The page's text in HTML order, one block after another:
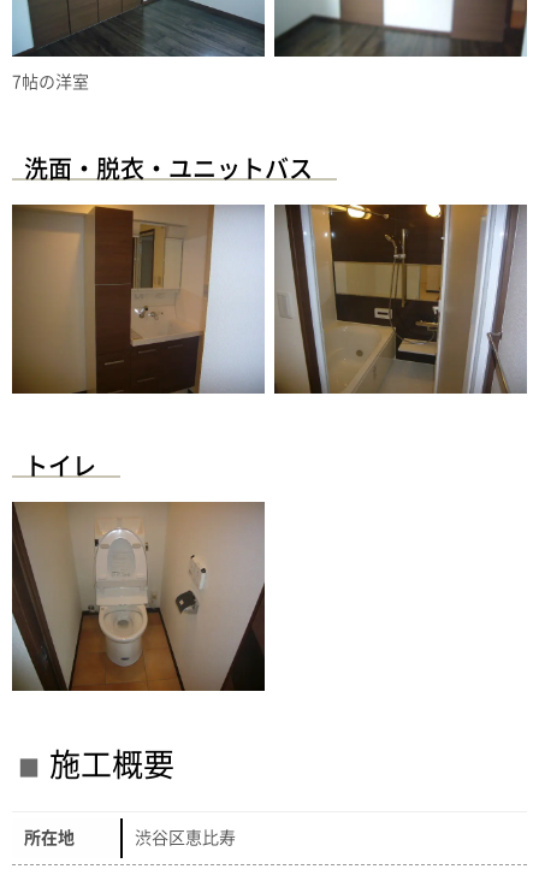
7帖の洋室
洗面・脱衣・ユニットバス
トイレ
施工概要
所在地 渋谷区恵比寿